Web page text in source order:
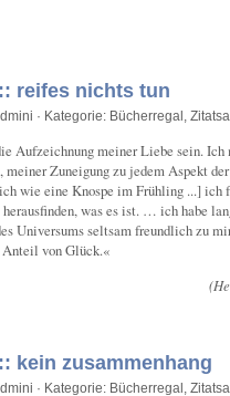
reifes nichts tun
· Kategorie: Bücherregal
Aufzeichnung meiner Liebe sein. Ich
meiner Zuneigung zu jedem Aspekt
wie eine Knospe im Frühling ...] ich
was es ist. … ich habe
Universums seltsam freundlich zu
von Glück.«
kein zusammenhang
· Kategorie: Bücherregal